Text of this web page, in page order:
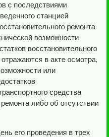
с последствиями
станцией
ремонта
возможности
восстановительного
в акте осмотра,
или
средства
либо об отсутствии
его проведения в трех